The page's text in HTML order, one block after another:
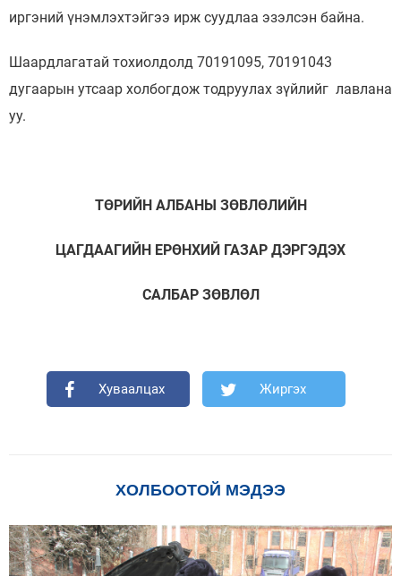
иргэний үнэмлэхтэйгээ ирж суудлаа эзэлсэн байна.
Шаардлагатай тохиолдолд 70191095, 70191043
дугаарын утсаар холбогдож тодруулах зүйлийг лавлана
уу.
ТӨРИЙН АЛБАНЫ ЗӨВЛӨЛИЙН
ЦАГДААГИЙН ЕРӨНХИЙ ГАЗАР ДЭРГЭДЭХ
САЛБАР ЗӨВЛӨЛ
Хуваалцах Жиргэх
ХОЛБООТОЙ МЭДЭЭ